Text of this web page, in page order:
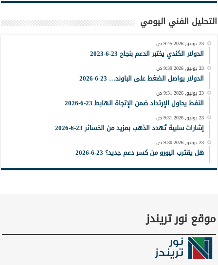
التحليل الفني اليومي
23 يونيو, 2026 9:45 ص
الدولار الكندي يختبر الدعم بنجاح 23-6-2023
23 يونيو, 2026 9:39 ص
الدولار يواصل الضغط على الباوند… 23-6-2026
23 يونيو, 2026 9:31 ص
النفط يحاول الإرتداد ضمن الإتجاة الهابط 23-6-2026
23 يونيو, 2026 9:31 ص
إشارات سلبية تُهدد الذهب بمزيد من الخسائر 23-6-2026
23 يونيو, 2026 9:30 ص
هل يقترب اليورو من كسر دعم جديد؟ 23-6-2026
موقع نور تريندز